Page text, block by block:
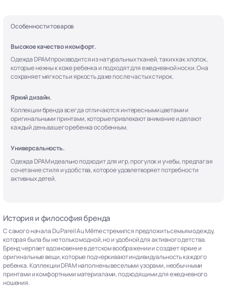
Особенности товаров
Высокое качество и комфорт.
Одежда DPAM производится из натуральных тканей, таких как хлопок,
которые нежны к коже ребенка и подходят для ежедневной носки. Она
сохраняет мягкость и яркость даже после частых стирок.
Яркий дизайн.
Коллекции бренда всегда отличаются интересными цветами и
оригинальными принтами, которые привлекают внимание и делают
каждый день вашего ребенка особенным.
Универсальность.
Одежда DPAM идеально подходит для игр, прогулок и учебы, предлагая
сочетание стиля и удобства, которое удовлетворяет потребности
активных детей.
История и философия бренда
С самого начала Du Pareil Au Même стремился предложить семьям одежду,
которая была бы не только модной, но и удобной для активного детства.
Бренд черпает вдохновение в детском воображении и создает яркие и
оригинальные вещи, которые подчеркивают индивидуальность каждого
ребенка. Коллекции DPAM наполнены веселыми узорами, необычными
принтами и комфортными материалами, подходящими для ежедневного
ношения.